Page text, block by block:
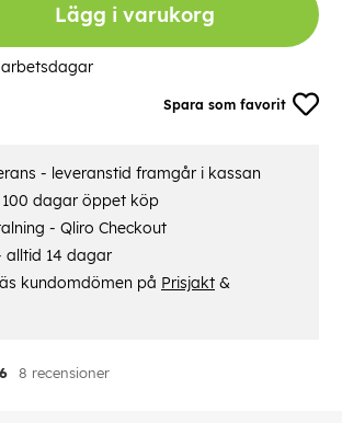
Spara som favorit
8 recensioner
Lägg i varukorg
- leveranstid framgår i kassan
dagar öppet köp
- Qliro Checkout
alltid 14 dagar
kundomdömen på Prisjakt &